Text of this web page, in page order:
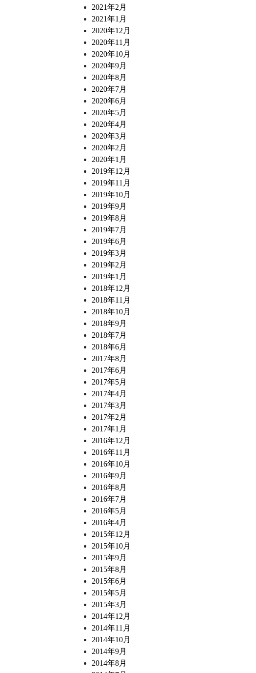
2021年2月
2021年1月
2020年12月
2020年11月
2020年10月
2020年9月
2020年8月
2020年7月
2020年6月
2020年5月
2020年4月
2020年3月
2020年2月
2020年1月
2019年12月
2019年11月
2019年10月
2019年9月
2019年8月
2019年7月
2019年6月
2019年3月
2019年2月
2019年1月
2018年12月
2018年11月
2018年10月
2018年9月
2018年7月
2018年6月
2017年8月
2017年6月
2017年5月
2017年4月
2017年3月
2017年2月
2017年1月
2016年12月
2016年11月
2016年10月
2016年9月
2016年8月
2016年7月
2016年5月
2016年4月
2015年12月
2015年10月
2015年9月
2015年8月
2015年6月
2015年5月
2015年3月
2014年12月
2014年11月
2014年10月
2014年9月
2014年8月